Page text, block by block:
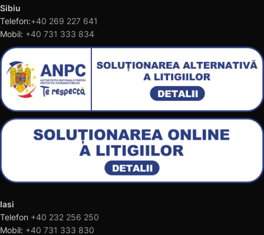
Sibiu
Telefon:+40 269 227 641
Mobil: +40 731 333 834
Iasi
Telefon +40 232 256 250
Mobil: +40 731 333 830